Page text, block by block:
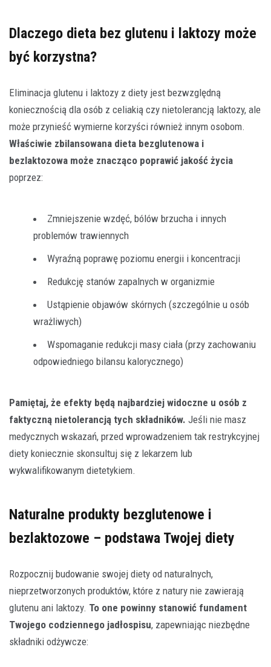
Dlaczego dieta bez glutenu i laktozy może
być korzystna?
Eliminacja glutenu i laktozy z diety jest bezwzględną
koniecznością dla osób z celiakią czy nietolerancją laktozy, ale
może przynieść wymierne korzyści również innym osobom.
Właściwie zbilansowana dieta bezglutenowa i
bezlaktozowa może znacząco poprawić jakość życia
poprzez:
Zmniejszenie wzdęć, bólów brzucha i innych
problemów trawiennych
Wyraźną poprawę poziomu energii i koncentracji
Redukcję stanów zapalnych w organizmie
Ustąpienie objawów skórnych (szczególnie u osób
wrażliwych)
Wspomaganie redukcji masy ciała (przy zachowaniu
odpowiedniego bilansu kalorycznego)
Pamiętaj, że efekty będą najbardziej widoczne u osób z
faktyczną nietolerancją tych składników. Jeśli nie masz
medycznych wskazań, przed wprowadzeniem tak restrykcyjnej
diety koniecznie skonsultuj się z lekarzem lub
wykwalifikowanym dietetykiem.
Naturalne produkty bezglutenowe i
bezlaktozowe – podstawa Twojej diety
Rozpocznij budowanie swojej diety od naturalnych,
nieprzetworzonych produktów, które z natury nie zawierają
glutenu ani laktozy. To one powinny stanowić fundament
Twojego codziennego jadłospisu, zapewniając niezbędne
składniki odżywcze: